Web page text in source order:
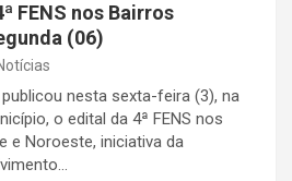
FENS nos Bairros
(06)
nesta sexta-feira (3), na
o edital da 4ª FENS nos
e Noroeste, iniciativa da